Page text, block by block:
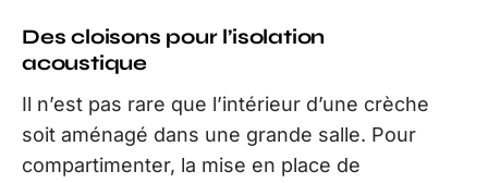
Des cloisons pour l’isolation
acoustique
Il n’est pas rare que l’intérieur d’une crèche
soit aménagé dans une grande salle. Pour
compartimenter, la mise en place de